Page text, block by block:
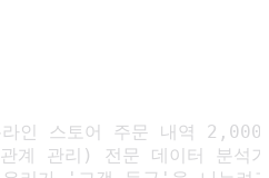
라인 스토어 주문 내역
계 관리) 전문 데이터 분석